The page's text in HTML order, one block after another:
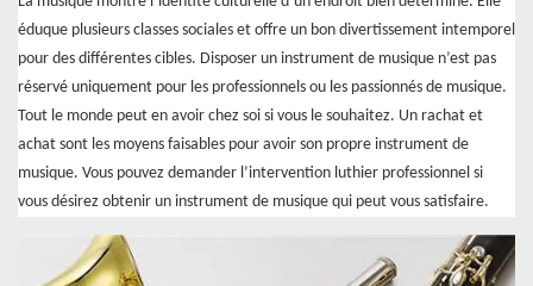
éduque plusieurs classes sociales et offre un bon divertissement intemporel
pour des différentes cibles. Disposer un instrument de musique n’est pas
réservé uniquement pour les professionnels ou les passionnés de musique.
Tout le monde peut en avoir chez soi si vous le souhaitez. Un rachat et
achat sont les moyens faisables pour avoir son propre instrument de
musique. Vous pouvez demander l’intervention luthier professionnel si
vous désirez obtenir un instrument de musique qui peut vous satisfaire.